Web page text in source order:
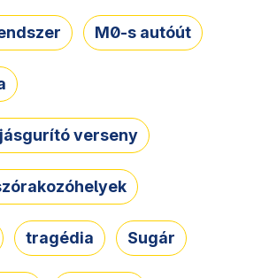
M0-s autóút
verseny
tragédia Sugár